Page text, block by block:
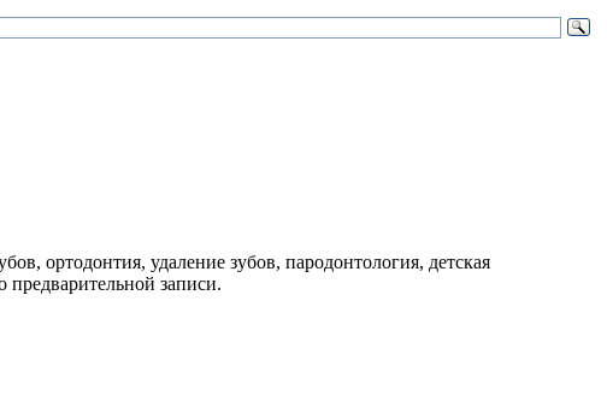
ортодонтия, удаление зубов, пародонтология, детская
предварительной записи.